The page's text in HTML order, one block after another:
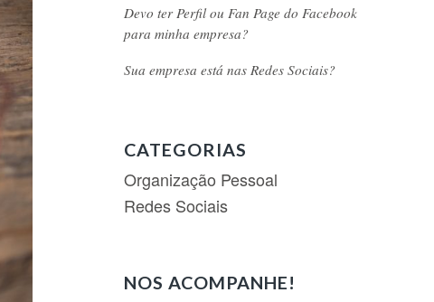
Devo ter Perfil ou Fan Page do Facebook
para minha empresa?
Sua empresa está nas Redes Sociais?
CATEGORIAS
Organização Pessoal
Redes Sociais
NOS ACOMPANHE!